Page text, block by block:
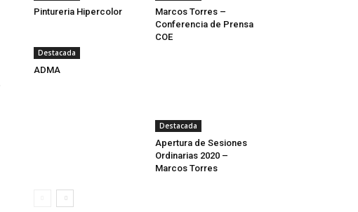
Pintureria Hipercolor
Marcos Torres –
Conferencia de Prensa
COE
Destacada
ADMA
Destacada
Apertura de Sesiones
Ordinarias 2020 –
Marcos Torres